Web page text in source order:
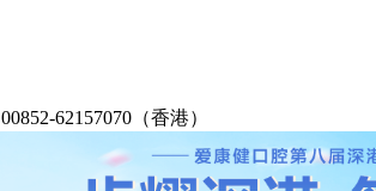
00852-62157070（香港）